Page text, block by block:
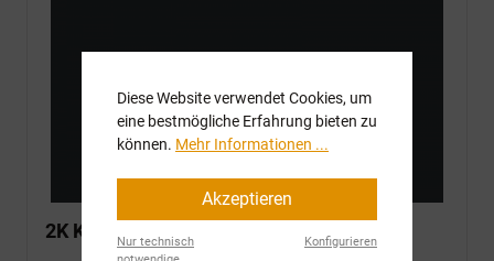
2K KTA 112 Schattenschwarz
Diese Website verwendet Cookies, um
eine bestmögliche Erfahrung bieten zu
können. Mehr Informationen ...
Akzeptieren
Nur technisch
Konfigurieren